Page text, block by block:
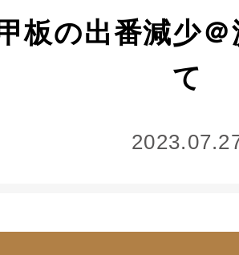
板の出番減少
て